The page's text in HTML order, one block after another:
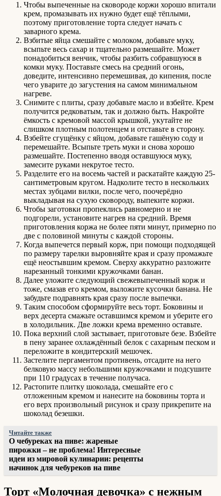
Чтобы выпеченные на сковороде коржи хорошо впитали
крем, промазывать их нужно будет ещё тёплыми,
поэтому приготовление торта следует начать с
заварного крема.
Взбитые яйца смешайте с молоком, добавьте муку,
всыпьте весь сахар и тщательно размешайте. Может
понадобиться венчик, чтобы разбить собравшуюся в
комки муку. Поставьте смесь на средний огонь,
доведите, интенсивно перемешивая, до кипения, после
чего уварите до загустения на самом минимальном
нагреве.
Снимите с плиты, сразу добавьте масло и взбейте. Крем
получится редковатым, так и должно быть. Накройте
ёмкость с кремовой массой крышкой, укутайте не
слишком плотным полотенцем и отставьте в сторону.
Взбейте сгущёнку с яйцом, добавьте гашёную соду и
перемешайте. Всыпьте треть муки и снова хорошо
размешайте. Постепенно вводя оставшуюся муку,
замесите руками некрутое тесто.
Разделите его на восемь частей и раскатайте каждую 25-
сантиметровым кругом. Надколите тесто в нескольких
местах зубцами вилки, после чего, поочерёдно
выкладывая на сухую сковороду, выпеките коржи.
Чтобы заготовки пропеклись равномерно и не
подгорели, установите нагрев на средний. Время
приготовления коржа не более пяти минут, примерно по
две с половиной минуты с каждой стороны.
Когда выпечется первый корж, при помощи подходящей
по размеру тарелки выровняйте края и сразу промажьте
ещё неостывшим кремом. Сверху аккуратно разложите
нарезанный тонкими кружочками банан.
Далее уложите следующий свежевыпеченный корж и
тоже, смазав его кремом, выложите кусочки банана. Не
забудьте подравнять края сразу после выпечки.
Таким способом сформируйте весь торт. Боковины и
верх десерта смажьте оставшимся кремом и уберите его
в холодильник. Две ложки крема временно оставьте.
Пока верхний слой застывает, приготовьте безе. Взбейте
в пену заранее охлаждённый белок с сахарным песком и
переложите в кондитерский мешочек.
Застелите пергаментом противень, отсадите на него
белковую массу небольшими кружочками и подсушите
при 110 градусах в течение получаса.
Растопите плитку шоколада, смешайте его с
отложенным кремом и нанесите на боковины торта и
его верх произвольный рисунок и сразу прикрепите на
шоколад безешки.
Читайте также
О чебуреках на пиве: жареные
пирожки – не проблема! Интересные
идеи из мировой кулинарии: рецепты
начинок для чебуреков на пиве
Торт «Молочная девочка» с нежным